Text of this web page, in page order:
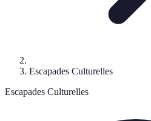
Escapades Culturelles
Escapades Culturelles